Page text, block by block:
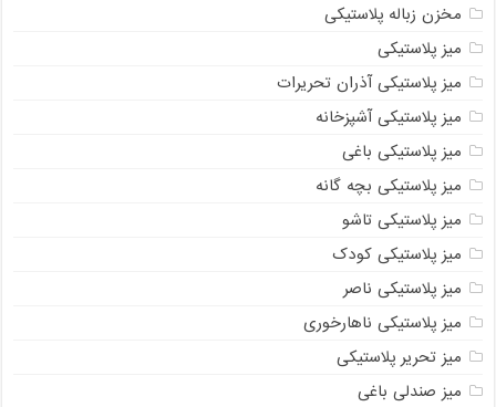
مخزن زباله پلاستیکی
میز پلاستیکی
میز پلاستیکی آذران تحریرات
میز پلاستیکی آشپزخانه
میز پلاستیکی باغی
میز پلاستیکی بچه گانه
میز پلاستیکی تاشو
میز پلاستیکی کودک
میز پلاستیکی ناصر
میز پلاستیکی ناهارخوری
میز تحریر پلاستیکی
میز صندلی باغی